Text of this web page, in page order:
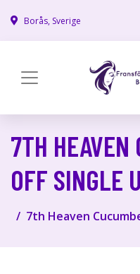
Borås, Sverige
7TH HEAVEN
OFF SINGLE
7th Heaven